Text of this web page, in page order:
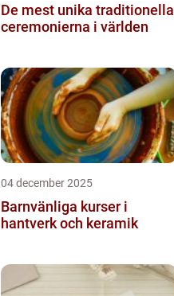
De mest unika traditionella
ceremonierna i världen
04 december 2025
Barnvänliga kurser i
hantverk och keramik